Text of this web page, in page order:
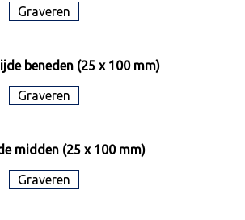
Graveren
beneden (25 x 100 mm)
Graveren
midden (25 x 100 mm)
Graveren